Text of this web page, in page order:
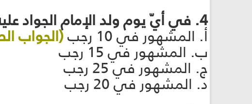
4. في أيّ يوم ولد الإمام الجواد عليه السلام؟
أ. المشهور في 10 رجب (الجواب
ب. المشهور في 15 رجب
ج. المشهور في 25 رجب
د. المشهور في 20 رجب